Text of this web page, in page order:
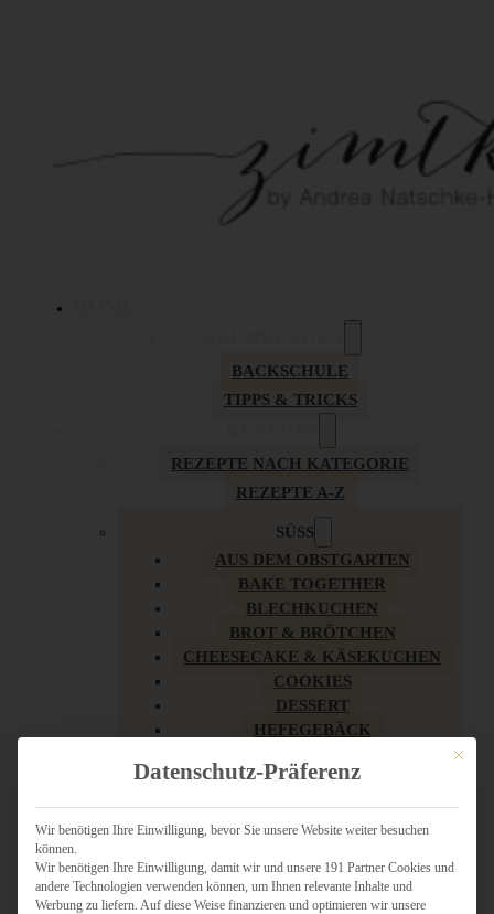
BACKSCHULE
TIPPS & TRICKS
REZEPTE NACH KATEGORIE
REZEPTE A-Z
SÜSS
AUS DEM OBSTGARTEN
BAKE TOGETHER
BLECHKUCHEN
BROT & BRÖTCHEN
CHEESECAKE & KÄSEKUCHEN
COOKIES
DESSERT
HEFEGEBÄCK
KUCHEN
LOW CARB & GESÜNDER
MY AMERICAN BAKERY
SCHOKOLADIGES
SÜSSES HAUPTGERICHT
Mit
Datenschutz-Präferenz
Wir benötigen Ihre Einwilligung, bevor Sie unsere Website weiter besuchen
können.
Wir benötigen Ihre Einwilligung, damit wir und unsere 191 Partner Cookies und
andere Technologien verwenden können, um Ihnen relevante Inhalte und
Werbung zu liefern. Auf diese Weise finanzieren und optimieren wir unsere